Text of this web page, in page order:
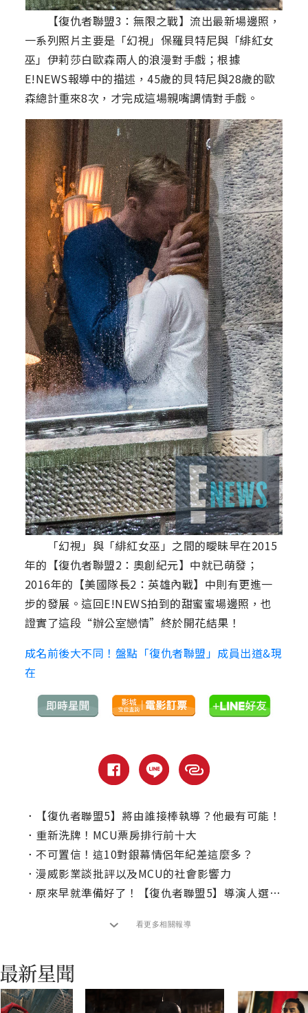
【復仇者聯盟3：無限之戰】流出最新場邊照，
一系列照片主要是「幻視」保羅貝特尼與「緋紅女
巫」伊莉莎白歐森兩人的浪漫對手戲；根據
E!NEWS報導中的描述，45歲的貝特尼與28歲的歐
森總計重來8次，才完成這場親嘴調情對手戲。
「幻視」與「緋紅女巫」之間的曖昧早在2015
年的【復仇者聯盟2：奧創紀元】中就已萌發；
2016年的【美國隊長2：英雄內戰】中則有更進一
步的發展。這回E!NEWS拍到的甜蜜蜜場邊照，也
證實了這段“辦公室戀情”終於開花結果！
成名前後大不同！盤點「復仇者聯盟」成員出道&現
在
．
【復仇者聯盟5】將由誰接棒執導？他最有可能！
． 重新洗牌！MCU票房排行前十大
． 不可置信！這10對銀幕情侶年紀差這麼多？
． 漫威影業談批評以及MCU的社會影響力
． 原來早就準備好了！【復仇者聯盟5】導演人選曝光
看更多相關報導